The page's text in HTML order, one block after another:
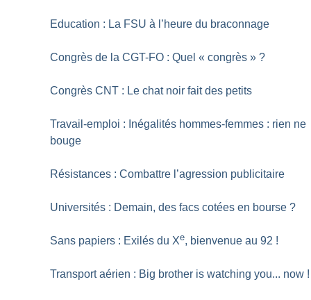
Education : La FSU à l’heure du braconnage
Congrès de la CGT-FO : Quel « congrès » ?
Congrès CNT : Le chat noir fait des petits
Travail-emploi : Inégalités hommes-femmes : rien ne
bouge
Résistances : Combattre l’agression publicitaire
Universités : Demain, des facs cotées en bourse ?
Sans papiers : Exilés du Xe, bienvenue au 92 !
Transport aérien : Big brother is watching you... now !